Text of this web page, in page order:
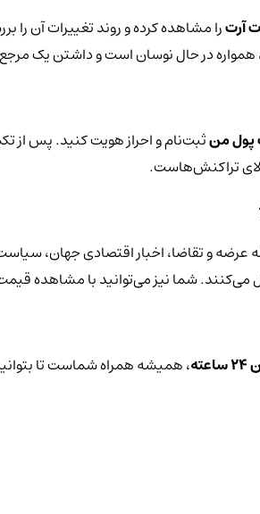
آرترا مشاهده کرده و روند تغییرات آن را
همواره در حال نوسان است و داشتن یک
پول منثبت‌نام و احراز هویت کنید. پس از
تراکنش‌هاست.
و تقاضا، اخبار اقتصادی جهان،
می‌کنند. شما نیز می‌توانید با مشاهده
، همیشه همراه شماست تا